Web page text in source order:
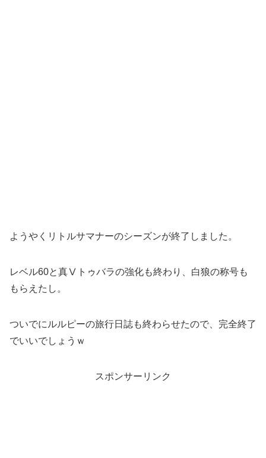
ようやくリトルサマナーのシーズンが終了しました。
レベル60と真Ⅴトゥバラの強化も終わり、白狼の称号も
もらえたし。
ついでにルルピーの旅行日誌も終わらせたので、完全終了
でいいでしょうｗ
スポンサーリンク